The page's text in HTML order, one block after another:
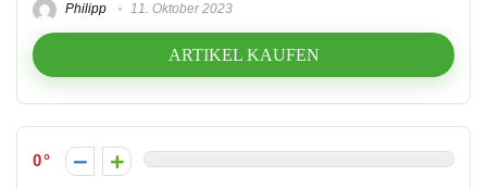
Philipp 11. Oktober 2023
ARTIKEL KAUFEN
0